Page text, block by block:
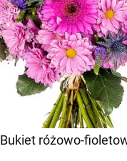
Bukiet różowo-